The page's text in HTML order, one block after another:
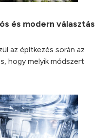
és modern választás
az építkezés során az
hogy melyik módszert